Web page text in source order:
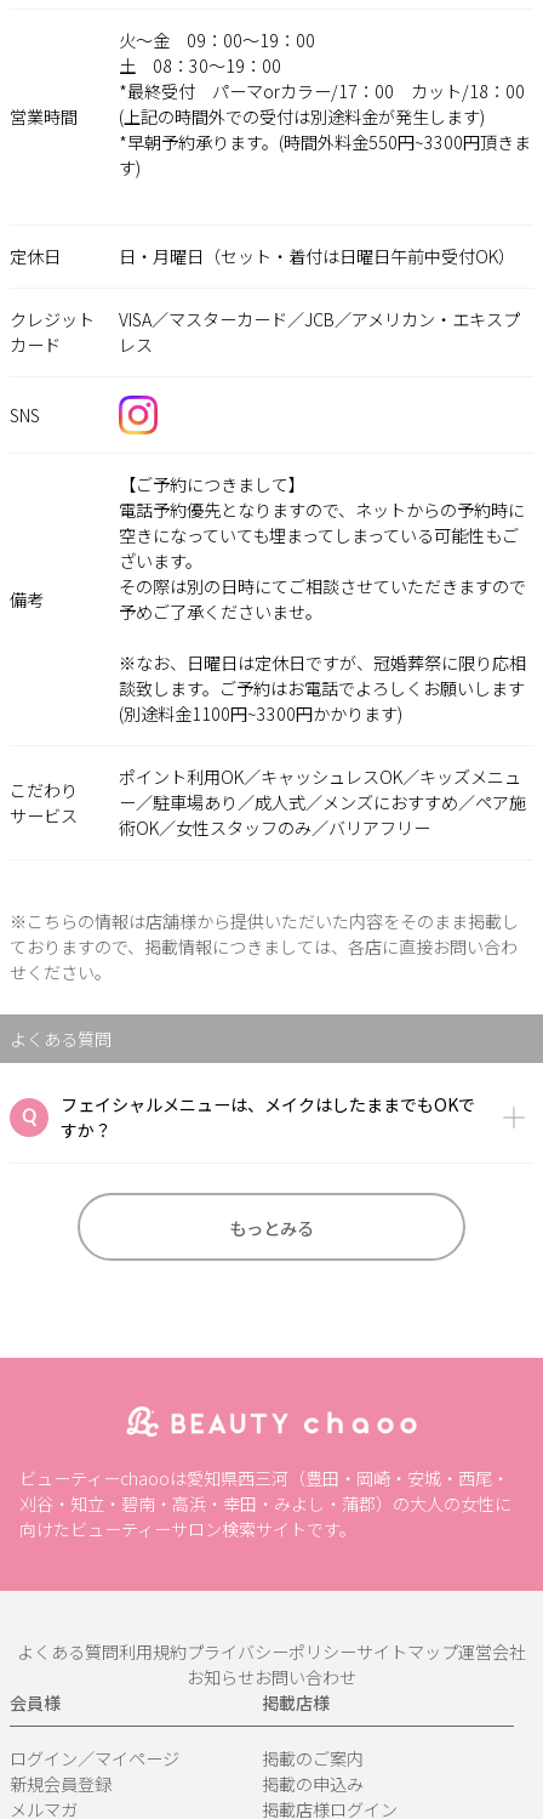
営業時間
火〜金 09：00〜19：00
土 08：30〜19：00
*最終受付 パーマorカラー/17：00 カット/18：00
(上記の時間外での受付は別途料金が発生します)
*早朝予約承ります。(時間外料金550円~3300円頂きま
す)
定休日 日・月曜日（セット・着付は日曜日午前中受付OK）
クレジット
カード
VISA／マスターカード／JCB／アメリカン・エキスプ
レス
SNS
備考
【ご予約につきまして】
電話予約優先となりますので、ネットからの予約時に
空きになっていても埋まってしまっている可能性もご
ざいます。
その際は別の日時にてご相談させていただきますので
予めご了承くださいませ。
※なお、日曜日は定休日ですが、冠婚葬祭に限り応相
談致します。ご予約はお電話でよろしくお願いします
(別途料金1100円~3300円かかります)
こだわり
サービス
ポイント利用OK／キャッシュレスOK／キッズメニュ
ー／駐車場あり／成人式／メンズにおすすめ／ペア施
術OK／女性スタッフのみ／バリアフリー
※こちらの情報は店舗様から提供いただいた内容をそのまま掲載し
ておりますので、掲載情報につきましては、各店に直接お問い合わ
せください。
よくある質問
フェイシャルメニューは、メイクはしたままでもOKで
すか？
もっとみる
ビューティーchaooは愛知県西三河（豊田・岡崎・安城・西尾・
刈谷・知立・碧南・高浜・幸田・みよし・蒲郡）の大人の女性に
向けたビューティーサロン検索サイトです。
よくある質問利用規約プライバシーポリシーサイトマップ運営会社
お知らせお問い合わせ
会員様
ログイン／マイページ
新規会員登録
メルマガ
掲載店様
掲載のご案内
掲載の申込み
掲載店様ログイン